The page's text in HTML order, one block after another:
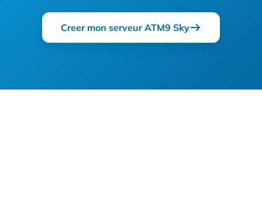
Creer mon serveur ATM9 Sky